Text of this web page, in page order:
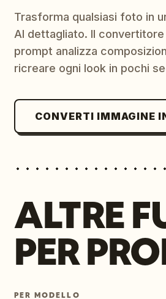
Trasforma qualsiasi foto in
AI dettagliato. Il
prompt analizza
ricreare ogni look in pochi
CONVERTI IMMAGINE
ALTRE
PER
PER MODELLO